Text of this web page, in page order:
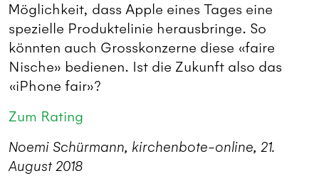
Möglichkeit, dass Apple eines Tages eine
spezielle Produktelinie herausbringe. So
könnten auch Grosskonzerne diese «faire
Nische» bedienen. Ist die Zukunft also das
«iPhone fair»?
Zum Rating
Noemi Schürmann, kirchenbote-online, 21.
August 2018